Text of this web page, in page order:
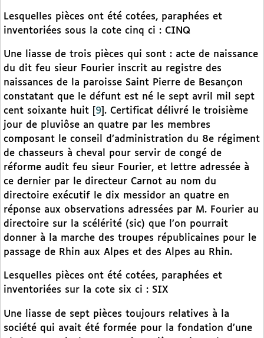
Lesquelles pièces ont été cotées, paraphées et
inventoriées sous la cote cinq ci : CINQ
Une liasse de trois pièces qui sont : acte de naissance
du dit feu sieur Fourier inscrit au registre des
naissances de la paroisse Saint Pierre de Besançon
constatant que le défunt est né le sept avril mil sept
cent soixante huit
9 . Certificat délivré le troisième
jour de pluviôse an quatre par les membres
composant le conseil d’administration du 8e régiment
de chasseurs à cheval pour servir de congé de
réforme audit feu sieur Fourier, et lettre adressée à
ce dernier par le directeur Carnot au nom du
directoire exécutif le dix messidor an quatre en
réponse aux observations adressées par M. Fourier au
directoire sur la scélérité (sic) que l’on pourrait
donner à la marche des troupes républicaines pour le
passage de Rhin aux Alpes et des Alpes au Rhin.
Lesquelles pièces ont été cotées, paraphées et
inventoriées sur la cote six ci : SIX
Une liasse de sept pièces toujours relatives à la
société qui avait été formée pour la fondation d’une